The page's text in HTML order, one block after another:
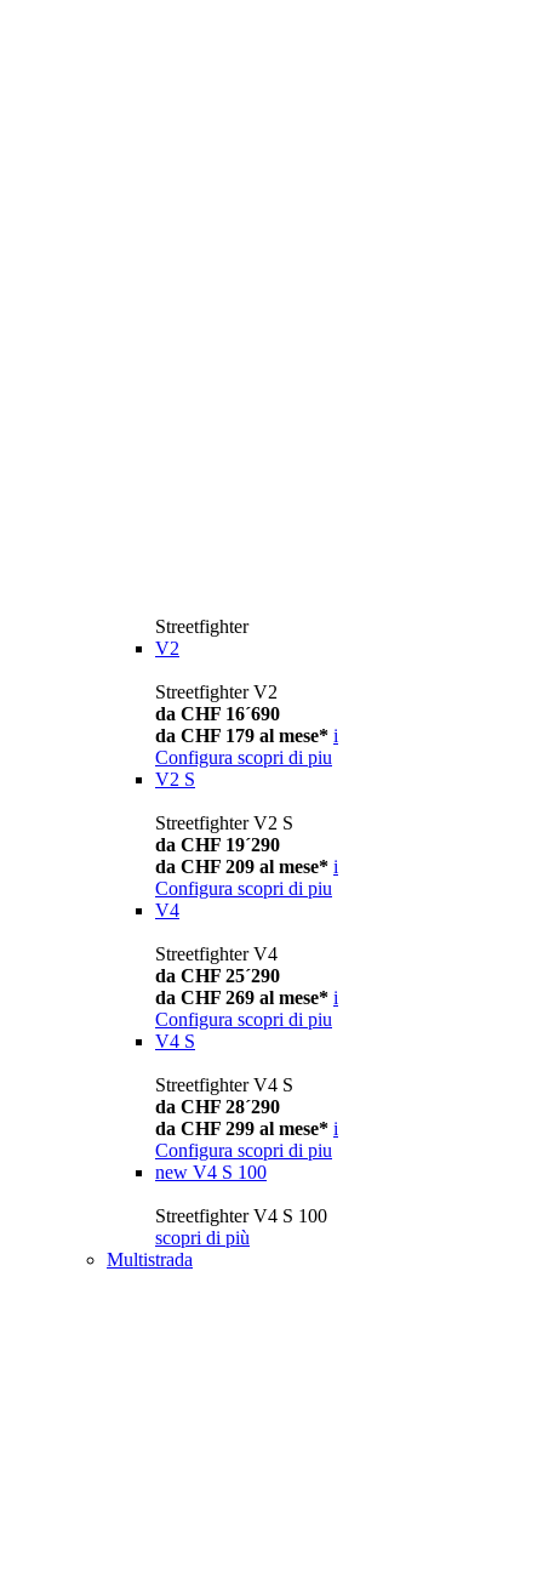
Streetfighter
V2
Streetfighter V2
da CHF 16´690
da CHF 179 al mese* i
Configura scopri di piu
V2 S
Streetfighter V2 S
da CHF 19´290
da CHF 209 al mese* i
Configura scopri di piu
V4
Streetfighter V4
da CHF 25´290
da CHF 269 al mese* i
Configura scopri di piu
V4 S
Streetfighter V4 S
da CHF 28´290
da CHF 299 al mese* i
Configura scopri di piu
new V4 S 100
Streetfighter V4 S 100
scopri di più
Multistrada